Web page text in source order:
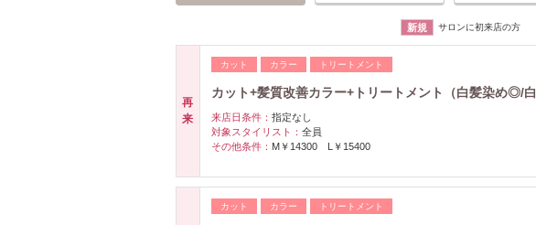
新規 サロンに初来店の方
再
来
カット カラー トリートメント
カット+髪質改善カラー+トリートメント（白髪染め◎/白
来店日条件： 指定なし
対象スタイリスト： 全員
その他条件： M￥14300 L￥15400
カット カラー トリートメント